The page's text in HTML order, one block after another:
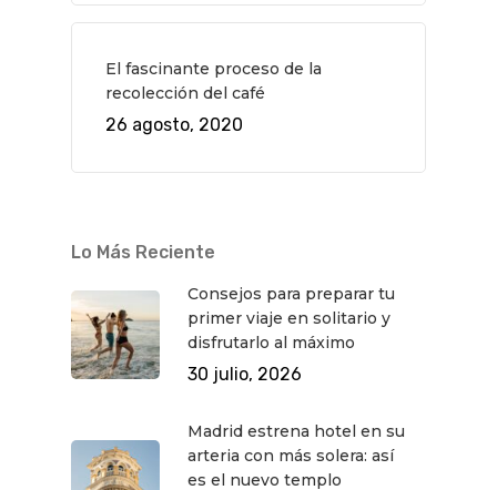
El fascinante proceso de la
recolección del café
26 agosto, 2020
Lo Más Reciente
Consejos para preparar tu
primer viaje en solitario y
disfrutarlo al máximo
30 julio, 2026
Madrid estrena hotel en su
arteria con más solera: así
es el nuevo templo